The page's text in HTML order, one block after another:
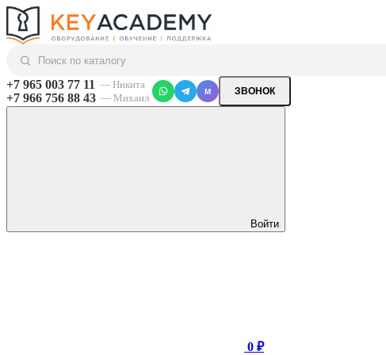
+7 965 003 77 11 — Никита
+7 966 756 88 43 — Михаил
M ЗВОНОК
Войти
0 ₽